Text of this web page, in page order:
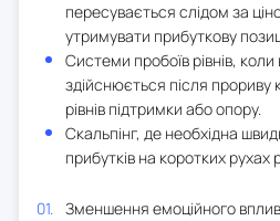
пересувається слідом за
утримувати прибуткову
Системи пробоїв рівнів, коли
здійснюється після прориву
рівнів підтримки або опору.
Скальпінг, де необхідна
прибутків на коротких рухах
Зменшення емоційного